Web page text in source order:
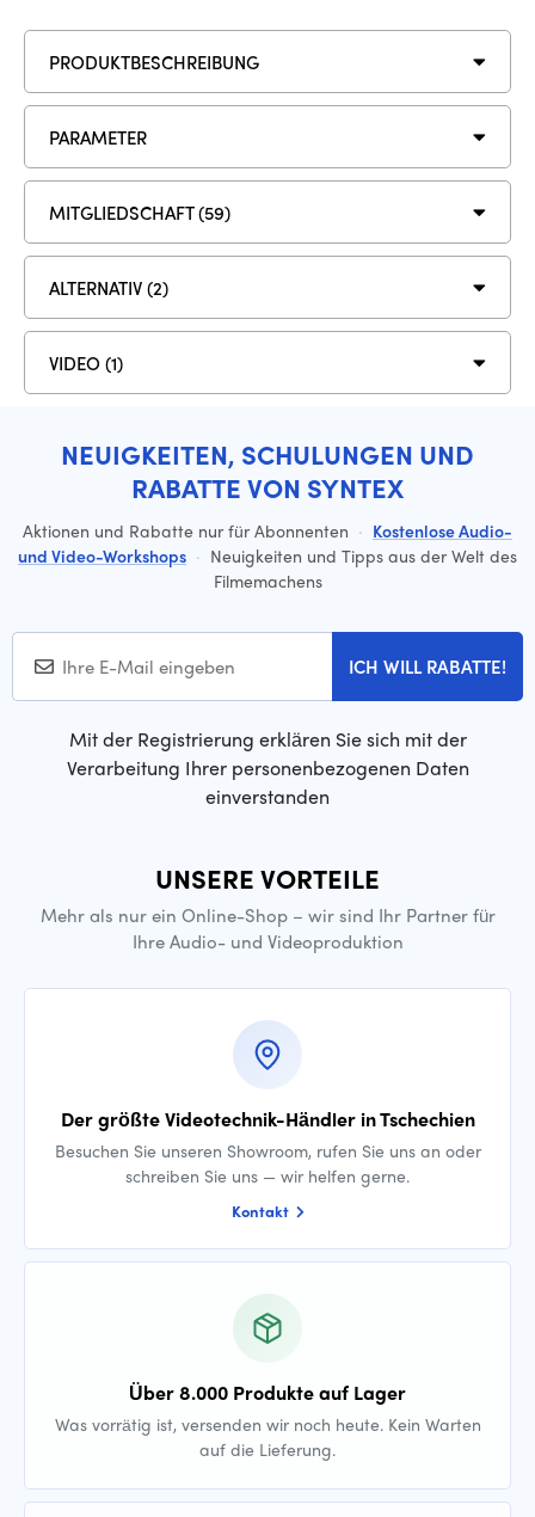
PRODUKTBESCHREIBUNG
PARAMETER
MITGLIEDSCHAFT (59)
ALTERNATIV (2)
VIDEO (1)
NEUIGKEITEN, SCHULUNGEN UND
RABATTE VON SYNTEX
Aktionen und Rabatte nur für Abonnenten · Kostenlose Audio-
und Video-Workshops · Neuigkeiten und Tipps aus der Welt des
Filmemachens
ICH WILL RABATTE!
Mit der Registrierung erklären Sie sich mit der
Verarbeitung Ihrer personenbezogenen Daten
einverstanden
UNSERE VORTEILE
Mehr als nur ein Online-Shop – wir sind Ihr Partner für
Ihre Audio- und Videoproduktion
Der größte Videotechnik-Händler in Tschechien
Besuchen Sie unseren Showroom, rufen Sie uns an oder
schreiben Sie uns — wir helfen gerne.
Kontakt
Über 8.000 Produkte auf Lager
Was vorrätig ist, versenden wir noch heute. Kein Warten
auf die Lieferung.